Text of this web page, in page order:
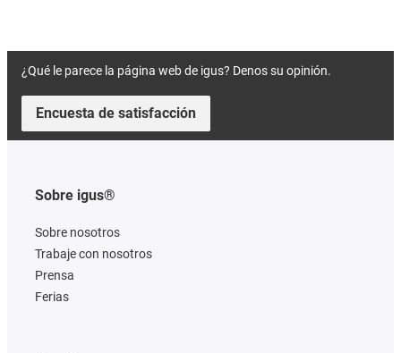
¿Qué le parece la página web de igus? Denos su opinión.
Encuesta de satisfacción
Sobre igus®
Sobre nosotros
Trabaje con nosotros
Prensa
Ferias